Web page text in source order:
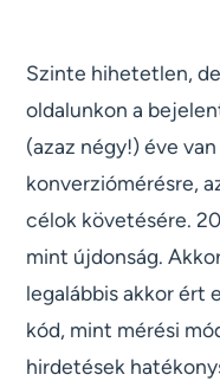
Szinte hihetetlen,
oldalunkon a
(azaz négy!) éve
konverziómérésre,
célok követésére.
mint újdonság.
legalábbis akkor ért
kód, mint mérési
hirdetések